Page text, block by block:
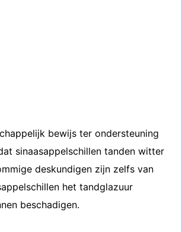
bewijs ter ondersteuning
sinaasappelschillen tanden witter
deskundigen zijn zelfs van
het tandglazuur
beschadigen.